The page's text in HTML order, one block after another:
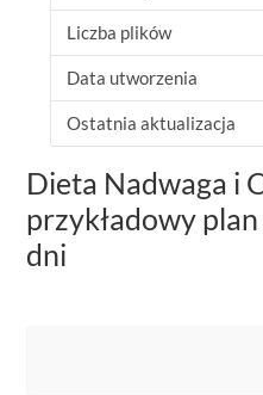
Liczba plików
Data utworzenia
Ostatnia aktualizacja
Dieta Nadwaga i
przykładowy
dni